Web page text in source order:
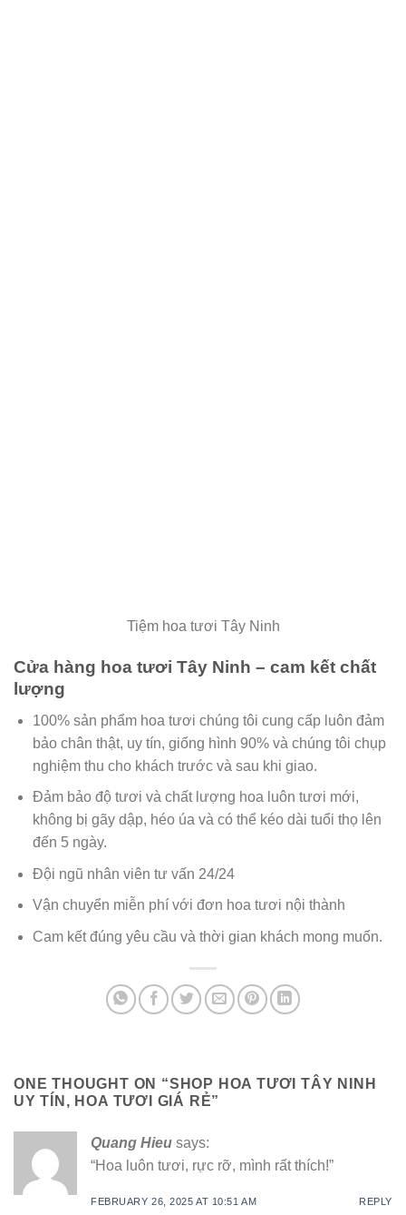
Tiệm hoa tươi Tây Ninh
Cửa hàng hoa tươi Tây Ninh – cam kết chất
lượng
100% sản phẩm hoa tươi chúng tôi cung cấp luôn đảm
bảo chân thật, uy tín, giống hình 90% và chúng tôi chụp
nghiệm thu cho khách trước và sau khi giao.
Đảm bảo độ tươi và chất lượng hoa luôn tươi mới,
không bị gãy dập, héo úa và có thể kéo dài tuổi thọ lên
đến 5 ngày.
Đội ngũ nhân viên tư vấn 24/24
Vận chuyển miễn phí với đơn hoa tươi nội thành
Cam kết đúng yêu cầu và thời gian khách mong muốn.
ONE THOUGHT ON “SHOP HOA TƯƠI TÂY NINH
UY TÍN, HOA TƯƠI GIÁ RẺ”
Quang Hieu says:
“Hoa luôn tươi, rực rỡ, mình rất thích!”
FEBRUARY 26, 2025 AT 10:51 AM REPLY